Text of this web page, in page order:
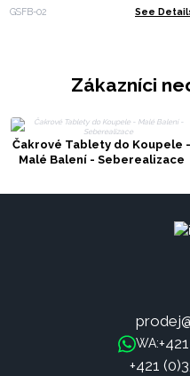
GSFB-02 See
Zákazníci
Čakrové Tablety do Koupele -
Malé Balení - Seberealizace
WA:
+421